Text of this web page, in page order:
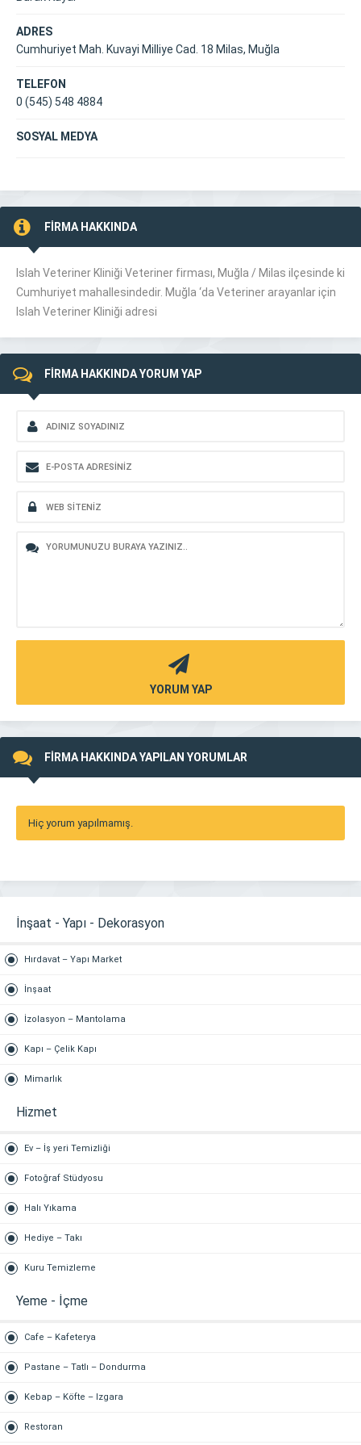
ADRES
Cumhuriyet Mah. Kuvayi Milliye Cad. 18 Milas, Muğla
TELEFON
0 (545) 548 4884
SOSYAL MEDYA
FİRMA HAKKINDA
Islah Veteriner Kliniği Veteriner firması, Muğla / Milas ilçesinde ki
Cumhuriyet mahallesindedir. Muğla ‘da Veteriner arayanlar için
Islah Veteriner Kliniği adresi
FİRMA HAKKINDA YORUM YAP
YORUM YAP
FİRMA HAKKINDA YAPILAN YORUMLAR
Hiç yorum yapılmamış.
İnşaat - Yapı - Dekorasyon
Hırdavat – Yapı Market
İnşaat
İzolasyon – Mantolama
Kapı – Çelik Kapı
Mimarlık
Hizmet
Ev – İş yeri Temizliği
Fotoğraf Stüdyosu
Halı Yıkama
Hediye – Takı
Kuru Temizleme
Yeme - İçme
Cafe – Kafeterya
Pastane – Tatlı – Dondurma
Kebap – Köfte – Izgara
Restoran